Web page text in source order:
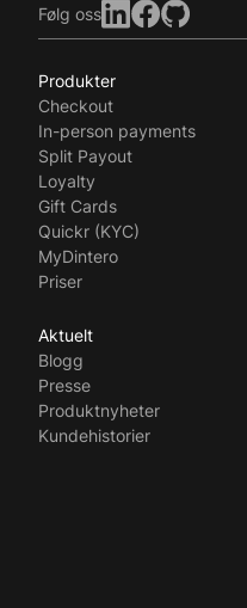
Følg oss
Produkter
Checkout
In-person payments
Split Payout
Loyalty
Gift Cards
Quickr (KYC)
MyDintero
Priser
Aktuelt
Blogg
Presse
Produktnyheter
Kundehistorier